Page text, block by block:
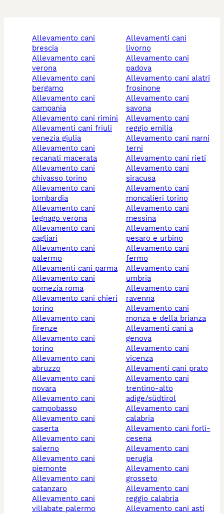
allevamento cani
brescia
allevamento cani
verona
allevamento cani
bergamo
allevamento cani
campania
allevamento cani rimini
allevamenti cani friuli
venezia giulia
allevamento cani
recanati macerata
allevamento cani
chivasso torino
allevamento cani
lombardia
allevamento cani
legnago verona
allevamento cani
cagliari
allevamento cani
palermo
allevamenti cani parma
allevamento cani
pomezia roma
allevamento cani chieri
torino
allevamento cani
firenze
allevamento cani
torino
allevamento cani
abruzzo
allevamento cani
novara
allevamento cani
campobasso
allevamento cani
caserta
allevamento cani
salerno
allevamento cani
piemonte
allevamento cani
catanzaro
allevamento cani
villabate palermo
allevamenti cani
livorno
allevamento cani
padova
allevamento cani alatri
frosinone
allevamento cani
savona
allevamento cani
reggio emilia
allevamento cani narni
terni
allevamento cani rieti
allevamento cani
siracusa
allevamento cani
moncalieri torino
allevamento cani
messina
allevamento cani
pesaro e urbino
allevamento cani
fermo
allevamento cani
umbria
allevamento cani
ravenna
allevamento cani
monza e della brianza
allevamenti cani a
genova
allevamento cani
vicenza
allevamenti cani prato
allevamento cani
trentino-alto
adige/südtirol
allevamento cani
calabria
allevamento cani forlì-
cesena
allevamento cani
perugia
allevamento cani
grosseto
allevamento cani
reggio calabria
allevamento cani asti